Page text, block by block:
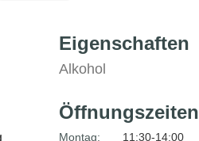
Eigenschaften
Alkohol
Öffnungszeiten
Montag:
11:30-14:00